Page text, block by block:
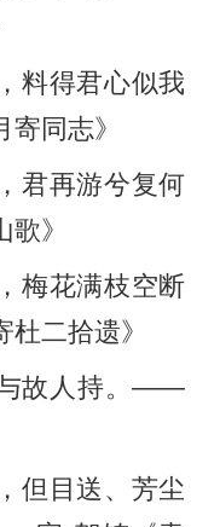
料得君心似我
同志》
君再游兮复何
》
梅花满枝空断
二拾遗》
故人持。——
但目送、芳尘